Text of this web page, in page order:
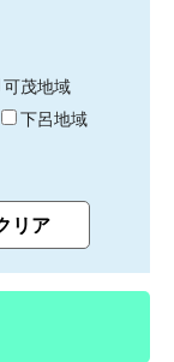
可茂地域
下呂地域